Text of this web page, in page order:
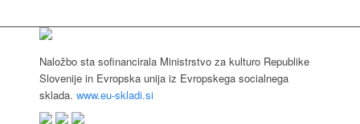
Naložbo sta sofinancirala Ministrstvo za kulturo Republike
Slovenije in Evropska unija iz Evropskega socialnega
sklada. www.eu-skladi.si